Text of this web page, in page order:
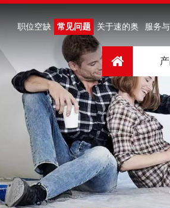
职位空缺 常见问题 关于速的奥 服务